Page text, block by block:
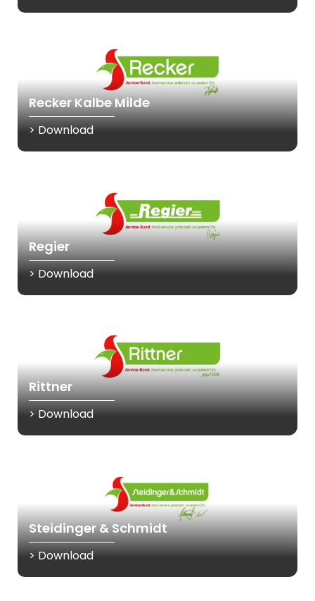
Recker Kalbe Milde
> Download
Regier
> Download
Rittner
> Download
Steidinger & Schmidt
> Download